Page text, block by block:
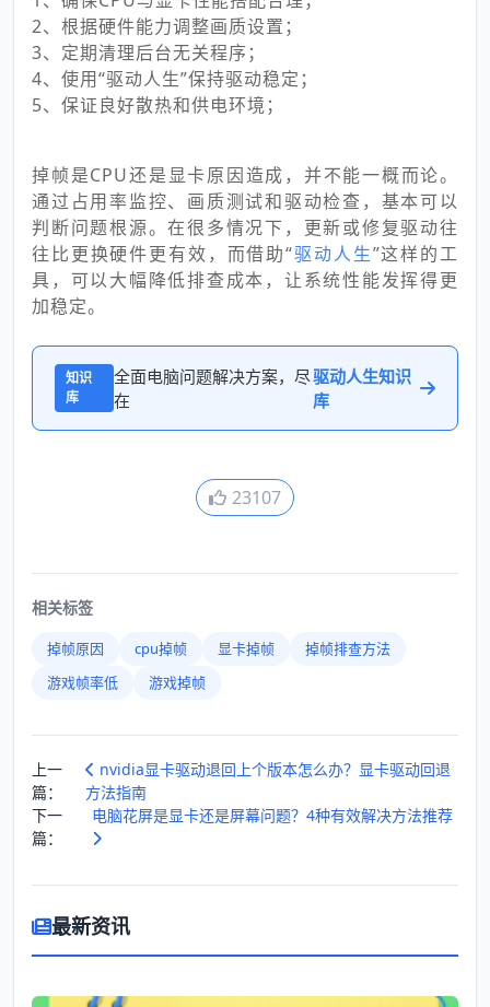
2、根据硬件能力调整画质设置；
3、定期清理后台无关程序；
4、使用“驱动人生”保持驱动稳定；
5、保证良好散热和供电环境；
掉帧是CPU还是显卡原因造成，并不能一概而论。
通过占用率监控、画质测试和驱动检查，基本可以
判断问题根源。在很多情况下，更新或修复驱动往
往比更换硬件更有效，而借助“驱动人生”这样的工
具，可以大幅降低排查成本，让系统性能发挥得更
加稳定。
知识
库
全面电脑问题解决方案，尽
在
驱动人生知识
库
23107
相关标签
掉帧原因 cpu掉帧 显卡掉帧
掉帧排查方法
游戏帧率低
游戏掉帧
上一
篇：
nvidia显卡驱动退回上个版本怎么办？显卡驱动回退
方法指南
下一
篇：
电脑花屏是显卡还是屏幕问题？4种有效解决方法推荐
最新资讯